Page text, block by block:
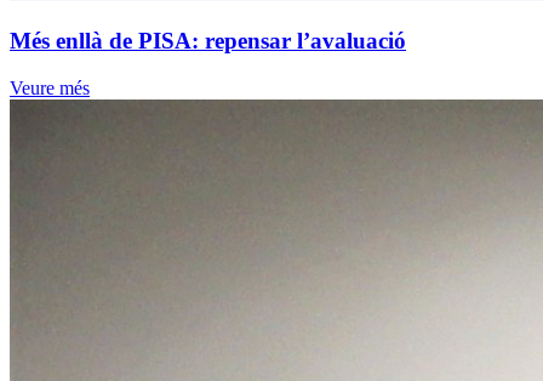
Més enllà de PISA: repensar l’avaluació
Veure més